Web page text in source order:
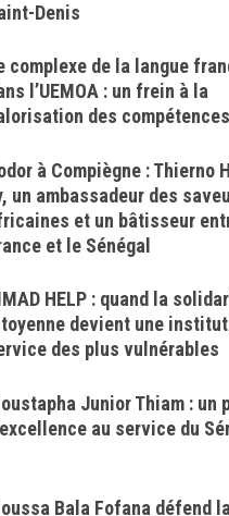
Denis
complexe de la langue
l’UEMOA : un frein à la
des compétences
à Compiègne : Thierno
un ambassadeur des
et un bâtisseur
et le Sénégal
HELP : quand la
devient une
des plus vulnérables
Junior Thiam : un
au service du
Bala Fofana défend